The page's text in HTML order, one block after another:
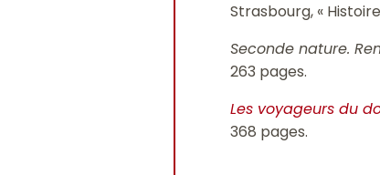
Strasbourg, «
Seconde nature.
263 pages.
Les voyageurs du
368 pages.